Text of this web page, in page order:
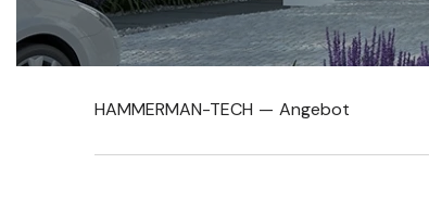
HAMMERMAN-TECH Angebot